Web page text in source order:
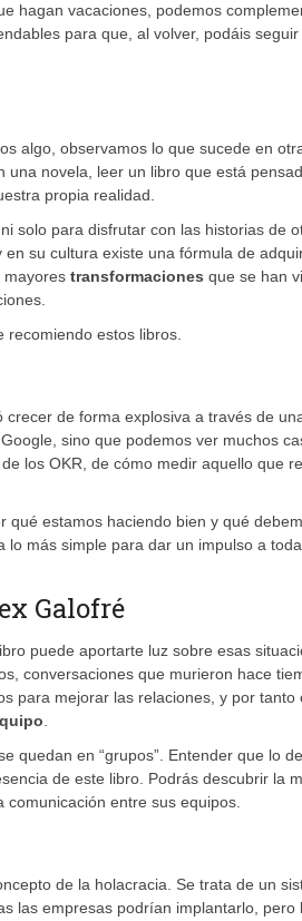
hagan vacaciones, podemos
para que, al volver, podáis
algo, observamos lo que sucede en
novela, leer un libro que está
propia realidad.
solo para disfrutar con las historias de
su cultura existe una fórmula de
mayores transformaciones que se han
recomiendo estos libros.
crecer de forma explosiva a través de
sino que podemos ver muchos
los OKR, de cómo medir aquello que
qué estamos haciendo bien y qué
más simple para dar un impulso a
Galofré
puede aportarte luz sobre esas
conversaciones que murieron hace
para mejorar las relaciones, y por tanto
.
quedan en “grupos”. Entender que lo
de este libro. Podrás descubrir la
entre sus equipos.
de la holacracia. Se trata de un
las empresas podrían implantarlo, pero